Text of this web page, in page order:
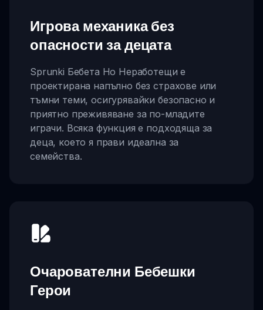
Игрова механика без
опасности за децата
Sprunki Бебета Но Неработещи е
проектирана напълно без страхове или
тъмни теми, осигурявайки безопасно и
приятно преживяване за по-младите
играчи. Всяка функция е подходяща за
деца, което я прави идеална за
семейства.
Очарователни Бебешки
Герои